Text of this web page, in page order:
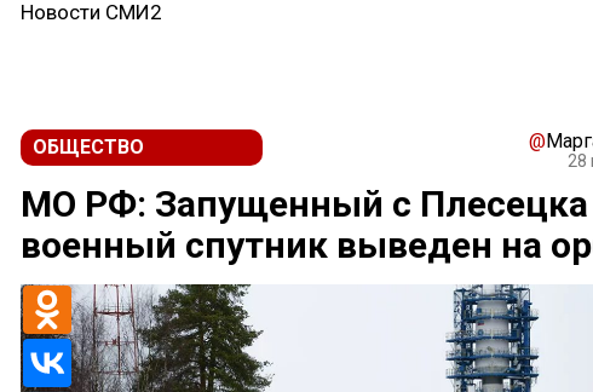
Новости СМИ2
ОБЩЕСТВО @
28
МО РФ: Запущенный с Плесецка
военный спутник выведен на